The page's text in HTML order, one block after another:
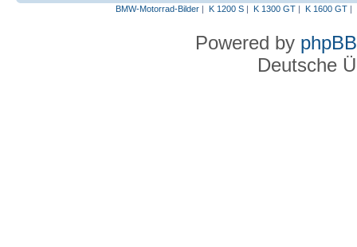
BMW-Motorrad-Bilder| K 1200 S| K 1300 GT| K 1600 GT|
Powered by phpBB
Deutsche